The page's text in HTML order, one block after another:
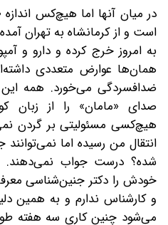
است و از کرمانشاه به تهران
به امروز خرج کرده و دارو و
همان‌ها عوارض متعددی
ضدافسردگی می‌خورد. همه
صدای «مامان» را از زبان
هیچ‌کسی مسئولیتی بر گردن
انتقال من رسیده اما نمی‌توانند
شده؟ درست جواب نمی‌دهند.
خودش را دکتر جنین‌شناسی
و کارشناس ندارم و به همین